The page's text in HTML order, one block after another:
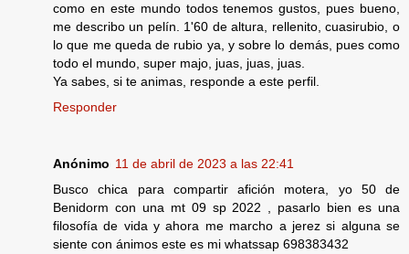
como en este mundo todos tenemos gustos, pues bueno,
me describo un pelín. 1'60 de altura, rellenito, cuasirubio, o
lo que me queda de rubio ya, y sobre lo demás, pues como
todo el mundo, super majo, juas, juas, juas.
Ya sabes, si te animas, responde a este perfil.
Responder
Anónimo 11 de abril de 2023 a las 22:41
Busco chica para compartir afición motera, yo 50 de
Benidorm con una mt 09 sp 2022 , pasarlo bien es una
filosofía de vida y ahora me marcho a jerez si alguna se
siente con ánimos este es mi whatssap 698383432